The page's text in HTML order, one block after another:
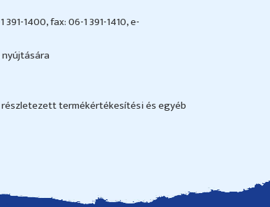
1400, fax: 06-1 391-1410, e-
termékértékesítési és egyéb